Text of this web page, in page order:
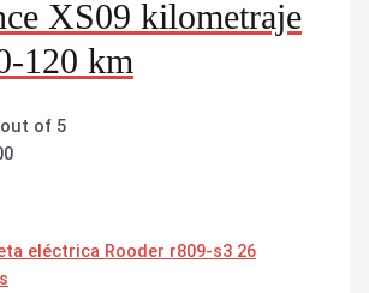
XS09 kilometraje
120 km
out of 5